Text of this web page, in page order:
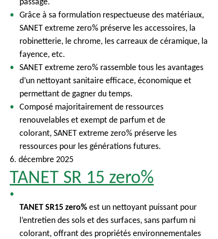
Grâce à sa formulation respectueuse des matériaux,
SANET extreme zero% préserve les accessoires, la
robinetterie, le chrome, les carreaux de céramique, la
fayence, etc.
SANET extreme zero% rassemble tous les avantages
d’un nettoyant sanitaire efficace, économique et
permettant de gagner du temps.
Composé majoritairement de ressources
renouvelables et exempt de parfum et de
colorant, SANET extreme zero% préserve les
ressources pour les générations futures.
6. décembre 2025
TANET SR 15 zero%
TANET SR15 zero%est un nettoyant puissant pour
l’entretien des sols et des surfaces, sans parfum ni
colorant, offrant des propriétés environnementales